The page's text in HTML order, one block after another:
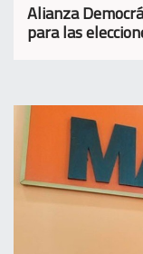
Alianza
para las